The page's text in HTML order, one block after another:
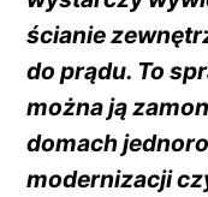
ścianie
do prądu. To
można ją
domach
modernizacji